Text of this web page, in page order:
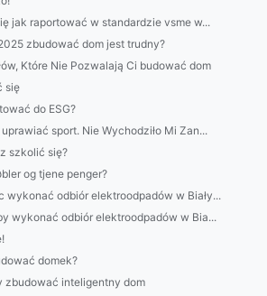
jak raportować w standardzie vsme w...
zbudować dom jest trudny?
Które Nie Pozwalają Ci budować dom
się
do ESG?
sport. Nie Wychodziło Mi Zan...
szkolić się?
og tjene penger?
wykonać odbiór elektroodpadów w Biały...
wykonać odbiór elektroodpadów w Bia...
domek?
zbudować inteligentny dom